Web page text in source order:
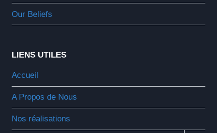
Our Beliefs
LIENS UTILES
Accueil
A Propos de Nous
Nos réalisations